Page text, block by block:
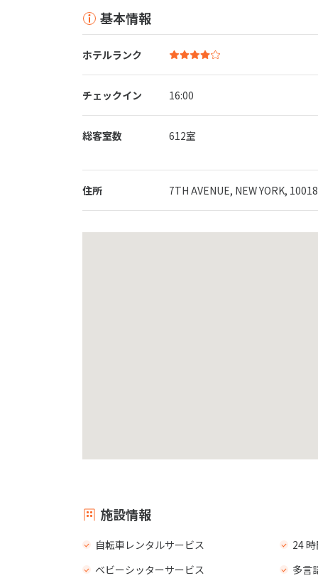
基本情報
ホテルランク
チェックイン 16:00
総客室数 612室
住所 7TH AVENUE, NEW YORK, 10018
施設情報
自転車レンタルサービス
24
ベビーシッターサービス
多言